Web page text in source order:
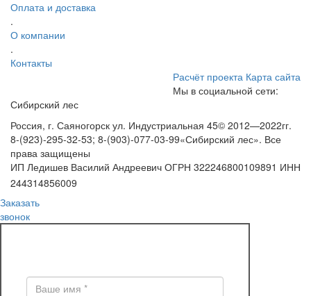
Оплата и доставка
.
О компании
.
Контакты
Расчёт проекта Карта сайта
Мы в социальной сети:
Сибирский лес
Россия, г. Саяногорск ул. Индустриальная 45
8-(923)-295-32-53; 8-(903)-077-03-99
© 2012—2022гг.
«Сибирский лес». Все
права защищены
ИП Ледишев Василий Андреевич ОГРН 322246800109891 ИНН
244314856009
Заказать
звонок